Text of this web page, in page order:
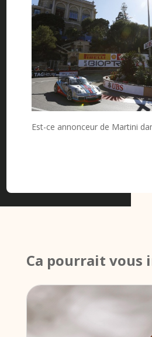
Est-ce annonceur de Martini
Ca pourrait vous